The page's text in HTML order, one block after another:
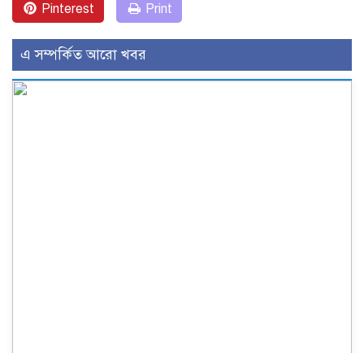
Pinterest Print
এ সম্পর্কিত আরো খবর